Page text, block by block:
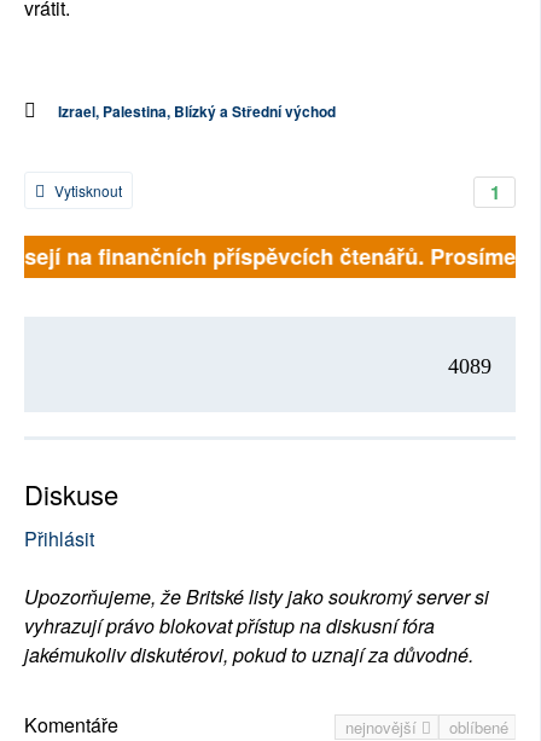
vrátit.
Izrael, Palestina, Blízký a Střední východ
1
Vytisknout
na finančních příspěvcích čtenářů. Prosíme,
4089
Diskuse
Přihlásit
Upozorňujeme, že Britské listy jako soukromý server si
vyhrazují právo blokovat přístup na diskusní fóra
jakémukoliv diskutérovi, pokud to uznají za důvodné.
nejnovější oblíbené
Komentáře